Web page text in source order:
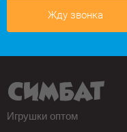
Жду звонка
Игрушки оптом